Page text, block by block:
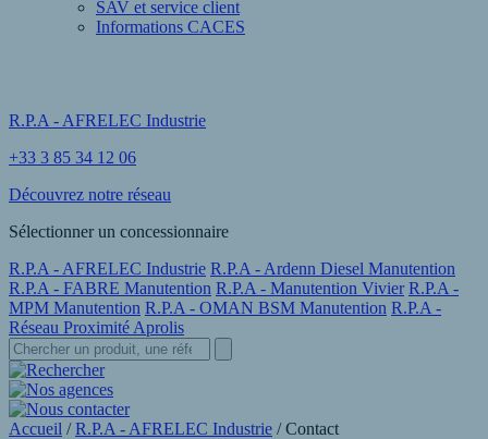
SAV et service client
Informations CACES
R.P.A - AFRELEC Industrie
+33 3 85 34 12 06
Découvrez notre réseau
Sélectionner un concessionnaire
R.P.A - AFRELEC Industrie R.P.A - Ardenn Diesel Manutention
R.P.A - FABRE Manutention R.P.A - Manutention Vivier R.P.A -
MPM Manutention R.P.A - OMAN BSM Manutention R.P.A -
Réseau Proximité Aprolis
Accueil /R.P.A - AFRELEC Industrie /Contact